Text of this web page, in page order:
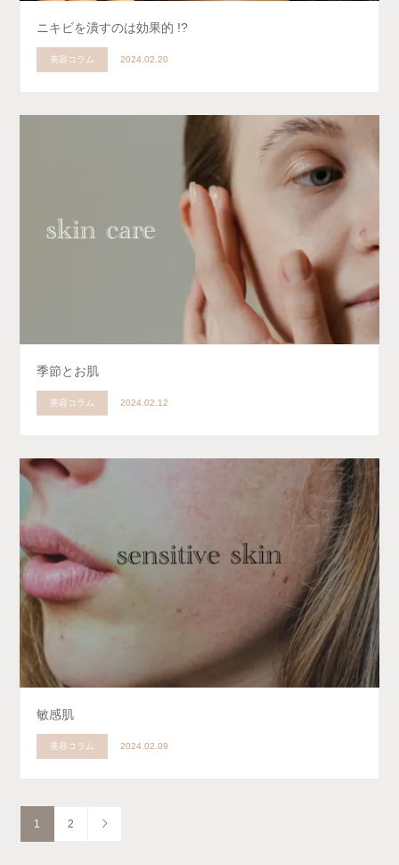
ニキビを潰すのは効果的 !?
美容コラム 2024.02.20
季節とお肌
美容コラム 2024.02.12
敏感肌
美容コラム 2024.02.09
1 2